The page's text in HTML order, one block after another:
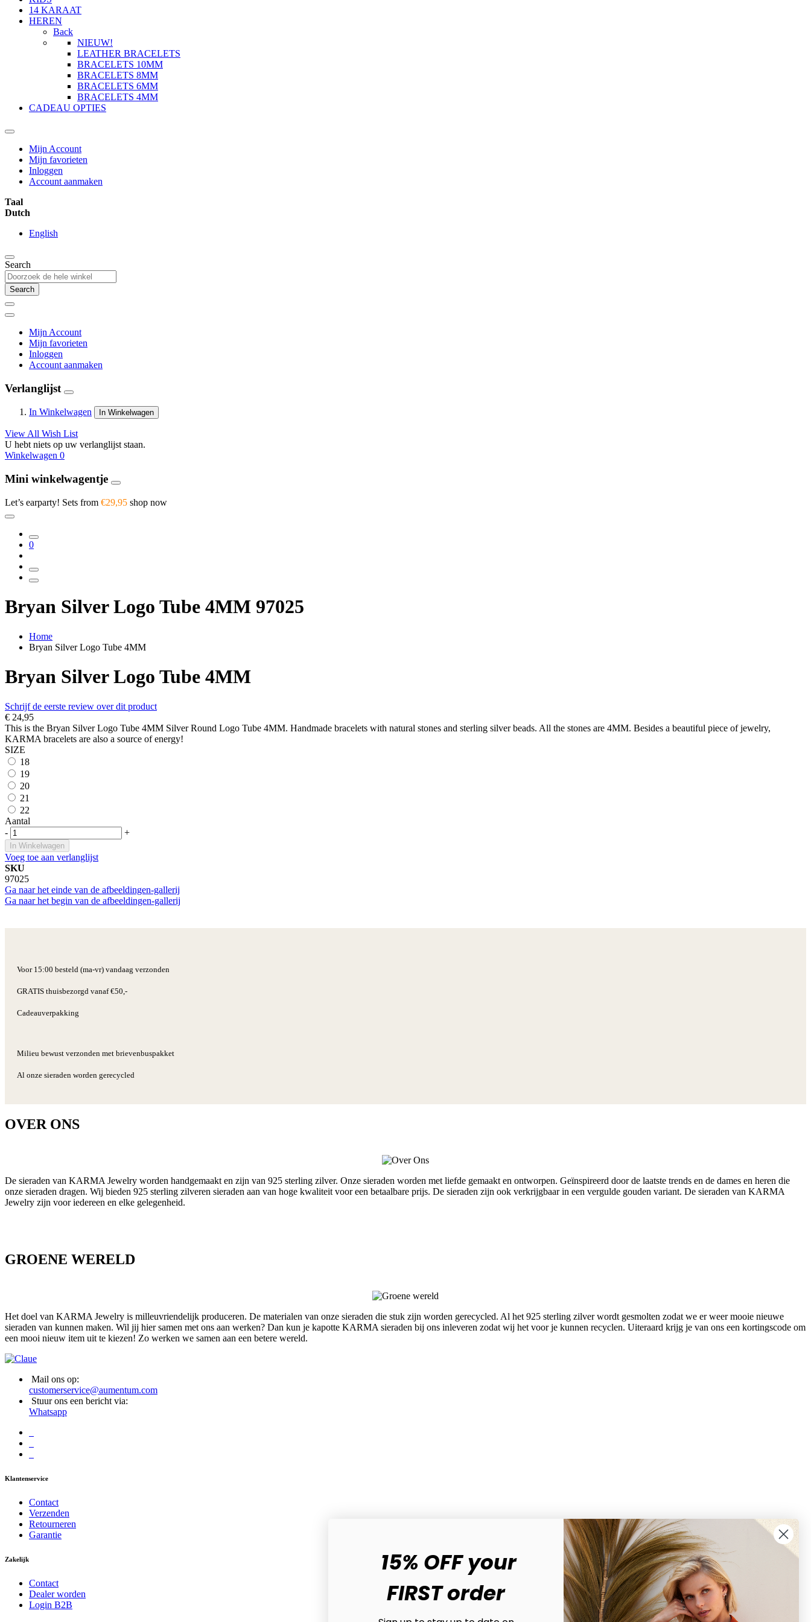
14 KARAAT
HEREN
Back
NIEUW!
LEATHER BRACELETS
BRACELETS 10MM
BRACELETS 8MM
BRACELETS 6MM
BRACELETS 4MM
CADEAU OPTIES
Mijn Account
Mijn favorieten
Inloggen
Account aanmaken
Taal
Dutch
English
Search
Search
Mijn Account
Mijn favorieten
Inloggen
Account aanmaken
Verlanglijst
In Winkelwagen In Winkelwagen
View All Wish List
U hebt niets op uw verlanglijst staan.
Winkelwagen 0
Mini winkelwagentje
Let’s earparty! Sets from €29,95 shop now
0
Bryan Silver Logo Tube 4MM 97025
Home
Bryan Silver Logo Tube 4MM
Bryan Silver Logo Tube 4MM
Schrijf de eerste review over dit product
€ 24,95
This is the Bryan Silver Logo Tube 4MM Silver Round Logo Tube 4MM. Handmade bracelets with natural stones and sterling silver beads. All the stones are 4MM. Besides a beautiful piece of jewelry,
KARMA bracelets are also a source of energy!
SIZE
18
19
20
21
22
Aantal
-
+
In Winkelwagen
Voeg toe aan verlanglijst
SKU
97025
Ga naar het einde van de afbeeldingen-gallerij
Ga naar het begin van de afbeeldingen-gallerij
Voor 15:00 besteld (ma-vr) vandaag verzonden
GRATIS thuisbezorgd vanaf €50,-
Cadeauverpakking
Milieu bewust verzonden met brievenbuspakket
Al onze sieraden worden gerecycled
OVER ONS
De sieraden van KARMA Jewelry worden handgemaakt en zijn van 925 sterling zilver. Onze sieraden worden met liefde gemaakt en ontworpen. Geïnspireerd door de laatste trends en de dames en heren die
onze sieraden dragen. Wij bieden 925 sterling zilveren sieraden aan van hoge kwaliteit voor een betaalbare prijs. De sieraden zijn ook verkrijgbaar in een vergulde gouden variant. De sieraden van KARMA
Jewelry zijn voor iedereen en elke gelegenheid.
GROENE WERELD
Het doel van KARMA Jewelry is milleuvriendelijk produceren. De materialen van onze sieraden die stuk zijn worden gerecycled. Al het 925 sterling zilver wordt gesmolten zodat we er weer mooie nieuwe
sieraden van kunnen maken. Wil jij hier samen met ons aan werken? Dan kun je kapotte KARMA sieraden bij ons inleveren zodat wij het voor je kunnen recyclen. Uiteraard krijg je van ons een kortingscode om
een mooi nieuw item uit te kiezen! Zo werken we samen aan een betere wereld.
Mail ons op:
customerservice@aumentum.com
Stuur ons een bericht via:
Whatsapp
Klantenservice
Contact
Verzenden
Retourneren
Garantie
Zakelijk
Contact
Dealer worden
Login B2B
15% OFF your
FIRST order